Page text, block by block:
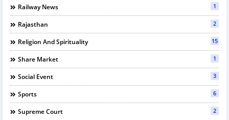
Railway News 1
Rajasthan 2
Religion And Spirituality 15
Share Market 1
Social Event 3
Sports 6
Supreme Court 2